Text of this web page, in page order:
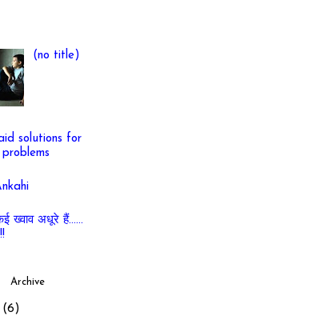
(no title)
solutions for
ख्वाव अधूरे हैं......
Archive
(6)